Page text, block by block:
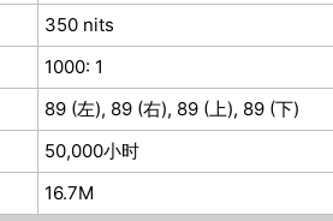
350 nits
1000: 1
89 (左), 89 (右), 89 (上), 89 (下)
50,000小时
16.7M